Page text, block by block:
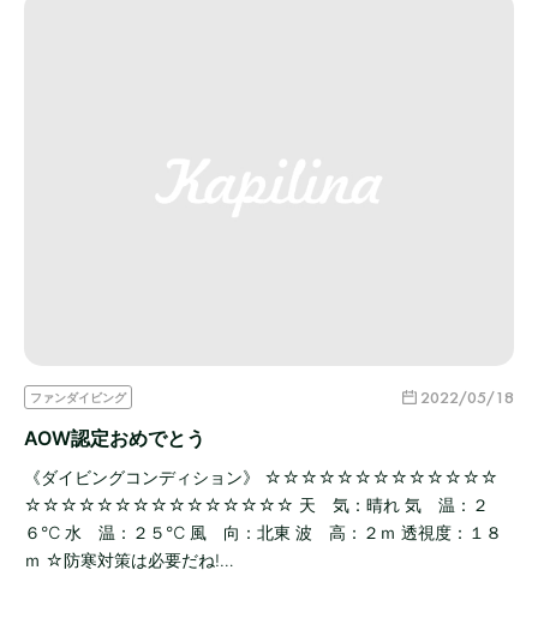
ファンダイビング 2022/05/18
AOW認定おめでとう
《ダイビングコンディション》 ☆☆☆☆☆☆☆☆☆☆☆☆☆
☆☆☆☆☆☆☆☆☆☆☆☆☆☆☆ 天 気：晴れ 気 温：２
６℃ 水 温：２５℃ 風 向：北東 波 高：２ｍ 透視度：１８
ｍ ☆防寒対策は必要だね!…